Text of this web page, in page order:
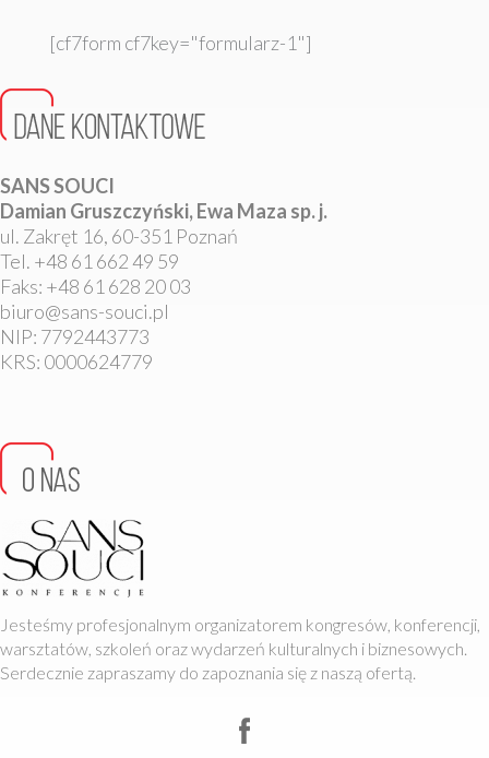
[cf7form cf7key="formularz-1"]
SANS SOUCI
Damian Gruszczyński, Ewa Maza sp. j.
ul. Zakręt 16, 60-351 Poznań
Tel. +48 61 662 49 59
Faks: +48 61 628 20 03
biuro@sans-souci.pl
NIP: 7792443773
KRS: 0000624779
Jesteśmy profesjonalnym organizatorem kongresów, konferencji,
warsztatów, szkoleń oraz wydarzeń kulturalnych i biznesowych.
Serdecznie zapraszamy do zapoznania się z naszą ofertą.